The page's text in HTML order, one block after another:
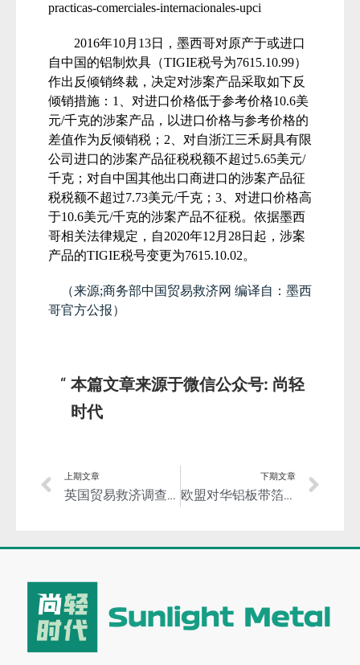
practicas-comerciales-internacionales-upci
2016年10月 13日，墨西哥对原产于或进口
自中国的铝制炊具（TIGIE税号为7615.10.99）
作出反倾销终裁，决定对涉案产品采取如下反
倾销措施： 1 、对进口价格低于参考价格10.6美
元/千克的涉案产品，以进口价格与参考价格的
差值作为反倾销税； 2 、对自浙江三禾厨具有限
公司进口的涉案产品征税税额不超过5.65美元/
千克；对自中国其他出口商进口的涉案产品征
税税额不超过7.73美元/千克； 3 、对进口价格高
于10.6美元/千克的涉案产品不征税。依据墨西
哥相关法律规定，自2020年12 月 28日起，涉案
产品的TIGIE税号变更为7615.10.02。
（来源;商务部中国贸易救济网 编译自：墨西
哥官方公报）
本篇文章来源于微信公众号: 尚轻
时代
上期文章
英国贸易救济调查局发布对华铝合金轮毂反倾销过渡性审查立案公告
下期文章
欧盟对华铝板带箔产品作出反倾销终裁！但暂缓9个月实施！